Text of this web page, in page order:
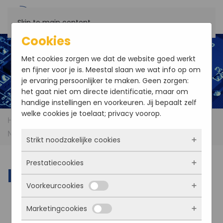
Skip to main content
Home Products
Communication and
Networking
Networking
Cookies
Met cookies zorgen we dat de website goed werkt
en fijner voor je is. Meestal slaan we wat info op om
je ervaring persoonlijker te maken. Geen zorgen:
het gaat niet om directe identificatie, maar om
handige instellingen en voorkeuren. Jij bepaalt zelf
welke cookies je toelaat; privacy voorop.
Strikt noodzakelijke cookies
Deze cookies zorgen ervoor dat de website
überhaupt werkt. Ze zijn dus altijd actief en
kunnen niet worden uitgezet. Meestal worden
ze alleen geplaatst als jij iets doet, zoals
inloggen, een formulier invullen of je
Prestatiecookies
Met deze cookies zien we hoe vaak onze site
bezocht wordt, waar bezoekers vandaan
komen en welke pagina’s populair zijn. Zo
Voorkeurcookies
Deze cookies onthouden jouw voorkeuren.
Marketingcookies